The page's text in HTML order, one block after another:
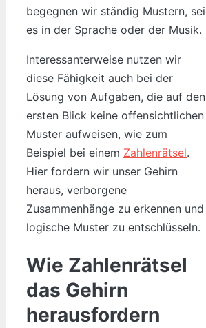
begegnen wir ständig Mustern, sei
es in der Sprache oder der Musik.
Interessanterweise nutzen wir
diese Fähigkeit auch bei der
Lösung von Aufgaben, die auf den
ersten Blick keine offensichtlichen
Muster aufweisen, wie zum
Beispiel bei einem Zahlenrätsel.
Hier fordern wir unser Gehirn
heraus, verborgene
Zusammenhänge zu erkennen und
logische Muster zu entschlüsseln.
Wie Zahlenrätsel
das Gehirn
herausfordern